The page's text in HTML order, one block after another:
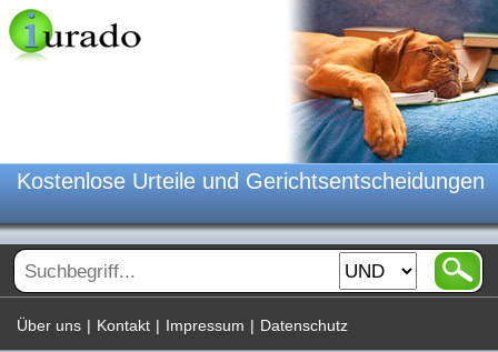
Kostenlose Urteile und Gerichtsentscheidungen
Über uns | Kontakt | Impressum | Datenschutz